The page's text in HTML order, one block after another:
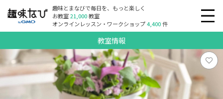
趣味とまなびで毎日を、もっと楽しく
お教室21,000教室
オンラインレッスン・ワークショップ4,400件
教室情報